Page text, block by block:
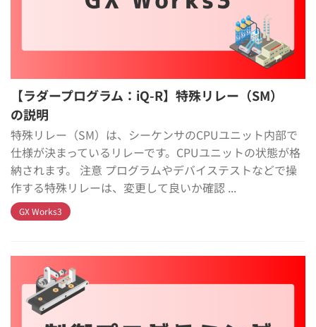
【ラダープログラム：iQ-R】特殊リレー（SM）
の説明
特殊リレー（SM）は、シーケンサのCPUユニット内部で
仕様が決まっているリレーです。CPUユニットの状態が格
納されます。 注意 プログラムやデバイステストなどで操
作する特殊リレーは、変更して良いか確認 ...
GX Works3